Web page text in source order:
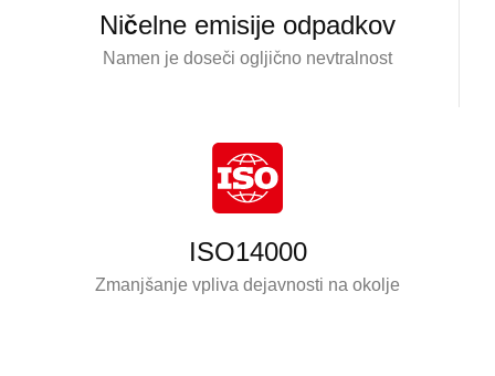
Ničelne emisije odpadkov
Namen je doseči ogljično nevtralnost
ISO14000
Zmanjšanje vpliva dejavnosti na okolje